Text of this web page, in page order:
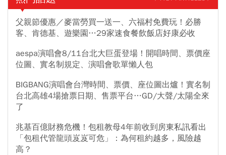
父親節優惠／麥當勞買一送一、六福村免費玩！必勝
客、肯德基、遊樂園…29家速食餐飲飯店好康必收
aespa演唱會8/11台北大巨蛋登場！開唱時間、票價座
位圖、實名制規定、演唱會歌單懶人包
BIGBANG演唱會台灣時間、票價、座位圖出爐！實名制
台北高雄4場搶票日期、售票平台…GD/大聲/太陽全來
了
兆基百億財務危機！包租教母4年前收到房東私訊看出
「包租代管龍頭岌岌可危」：為何租約越多，風險越
高？